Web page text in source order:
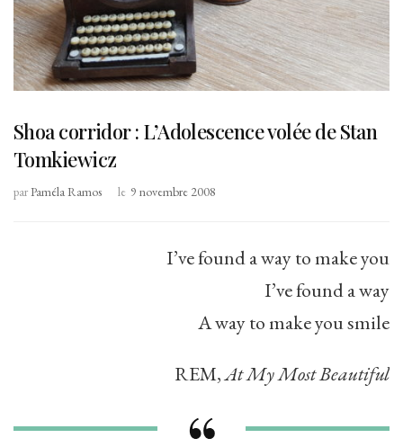
Shoa corridor : L’Adolescence volée de Stan
Tomkiewicz
par Paméla Ramos le 9 novembre 2008
I’ve found a way to make you
I’ve found a way
A way to make you smile
REM,At My Most Beautiful